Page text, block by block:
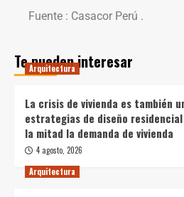
Fuente : Casacor Perú .
Te pueden interesar
Arquitectura
La crisis de vivienda es también
estrategias de diseño
la mitad la demanda de vivienda
4 agosto, 2026
Arquitectura